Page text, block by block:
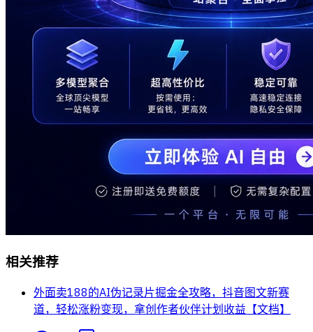
相关推荐
外面卖188的AI伪记录片掘金全攻略，抖音图文新赛
道，轻松涨粉变现，拿创作者伙伴计划收益【文档】